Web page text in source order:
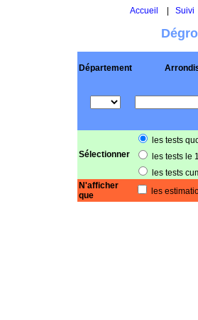
Accueil Suivi
Département
Sélectionner
les tests
les tests le
les tests
N'afficher
que
les